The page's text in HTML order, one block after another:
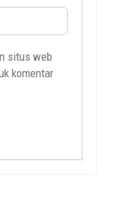
situs web
komentar